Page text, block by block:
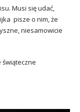
Musi się udać,
pisze o nim, że
niesamowicie